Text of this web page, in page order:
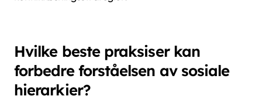
fremme inkluderende samfunn og adressere sosiale
ulikheter.